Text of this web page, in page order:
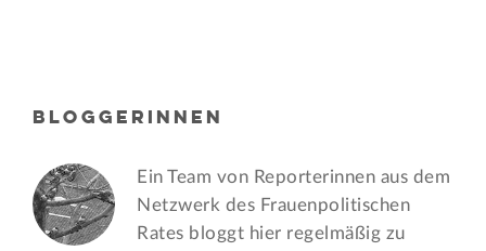
BLOGGERINNEN
Ein Team von Reporterinnen aus dem
Netzwerk des Frauen­politischen
Rates bloggt hier regelmäßig zu